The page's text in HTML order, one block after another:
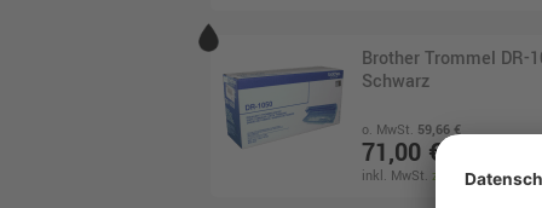
Brother Trommel DR-
Schwarz
o. MwSt. 59,66 €
71,00 €
inkl. MwSt. zzgl. Versand